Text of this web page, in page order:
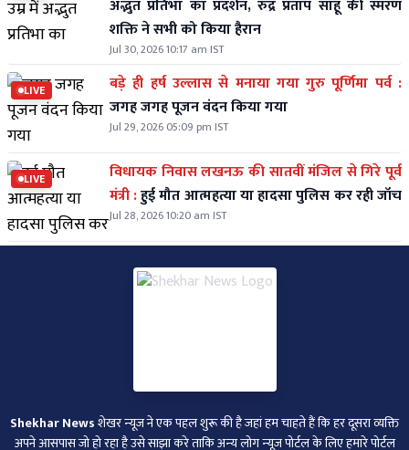
अद्भुत प्रतिभा का प्रदर्शन, रुद्र प्रताप साहू की स्मरण
शक्ति ने सभी को किया हैरान
Jul 30, 2026 10:17 am IST
LIVE
बड़े ही हर्ष उल्लास से मनाया गया गुरु पूर्णिमा पर्व :
जगह जगह पूजन वंदन किया गया
Jul 29, 2026 05:09 pm IST
LIVE
विधायक निवास लखनऊ की सातवीं मंजिल से गिरे पूर्व
मंत्री :हुई मौत आत्महत्या या हादसा पुलिस कर रही जॉच
Jul 28, 2026 10:20 am IST
Shekhar Newsशेखर न्‍यूज ने एक पहल शुरू की है जहां हम चाहते हैं कि हर दूसरा व्‍यक्ति
अपने आसपास जो हो रहा है उसे साझा करे ताकि अन्‍य लोग न्‍यूज पोर्टल के लिए हमारे पोर्टल